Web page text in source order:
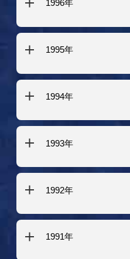
1996年
1995年
1994年
1993年
1992年
1991年